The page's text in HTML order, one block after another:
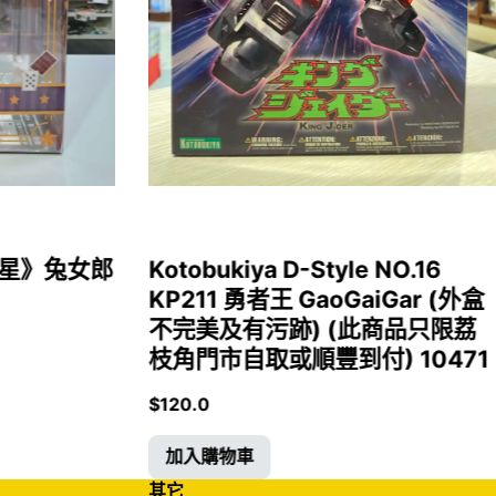
》兔女郎
Kotobukiya D-Style NO.16
KP211 勇者王 GaoGaiGar (外盒
不完美及有污跡) (此商品只限荔
枝角門市自取或順豐到付) 10471
$120.0
加入購物車
其它